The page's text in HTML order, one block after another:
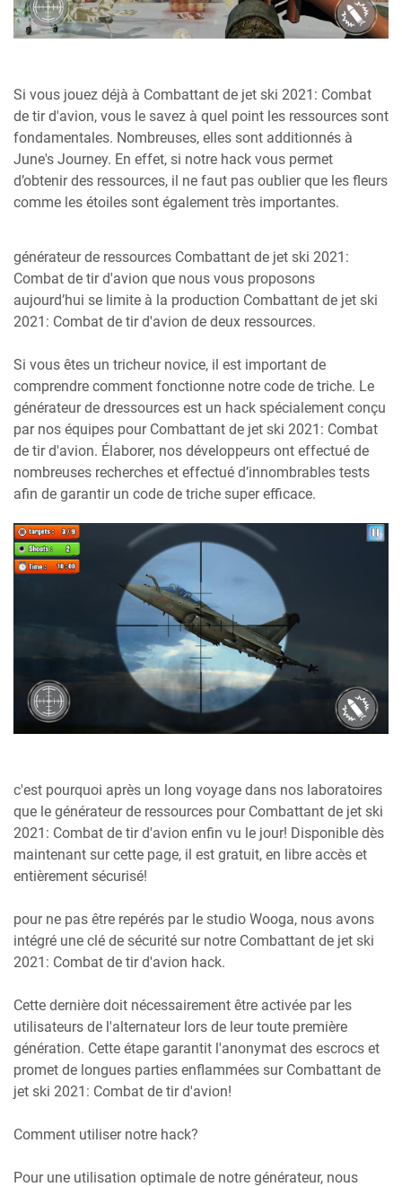
Si vous jouez déjà à Combattant de jet ski 2021: Combat
de tir d'avion, vous le savez à quel point les ressources sont
fondamentales. Nombreuses, elles sont additionnés à
June's Journey. En effet, si notre hack vous permet
d’obtenir des ressources, il ne faut pas oublier que les fleurs
comme les étoiles sont également très importantes.
générateur de ressources Combattant de jet ski 2021:
Combat de tir d'avion que nous vous proposons
aujourd’hui se limite à la production Combattant de jet ski
2021: Combat de tir d'avion de deux ressources.
Si vous êtes un tricheur novice, il est important de
comprendre comment fonctionne notre code de triche. Le
générateur de dressources est un hack spécialement conçu
par nos équipes pour Combattant de jet ski 2021: Combat
de tir d'avion. Élaborer, nos développeurs ont effectué de
nombreuses recherches et effectué d’innombrables tests
afin de garantir un code de triche super efficace.
c'est pourquoi après un long voyage dans nos laboratoires
que le générateur de ressources pour Combattant de jet ski
2021: Combat de tir d'avion enfin vu le jour! Disponible dès
maintenant sur cette page, il est gratuit, en libre accès et
entièrement sécurisé!
pour ne pas être repérés par le studio Wooga, nous avons
intégré une clé de sécurité sur notre Combattant de jet ski
2021: Combat de tir d'avion hack.
Cette dernière doit nécessairement être activée par les
utilisateurs de l'alternateur lors de leur toute première
génération. Cette étape garantit l'anonymat des escrocs et
promet de longues parties enflammées sur Combattant de
jet ski 2021: Combat de tir d'avion!
Comment utiliser notre hack?
Pour une utilisation optimale de notre générateur, nous